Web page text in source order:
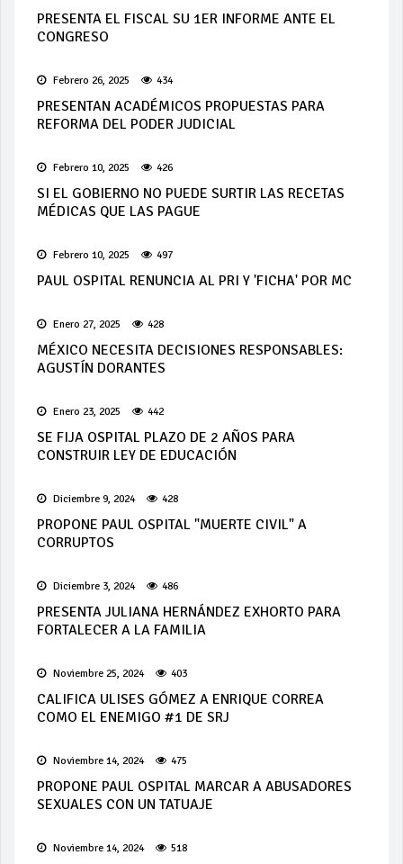
PRESENTA EL FISCAL SU 1ER INFORME ANTE EL
CONGRESO
Febrero 26, 2025 434
PRESENTAN ACADÉMICOS PROPUESTAS PARA
REFORMA DEL PODER JUDICIAL
Febrero 10, 2025 426
SI EL GOBIERNO NO PUEDE SURTIR LAS RECETAS
MÉDICAS QUE LAS PAGUE
Febrero 10, 2025 497
PAUL OSPITAL RENUNCIA AL PRI Y 'FICHA' POR MC
Enero 27, 2025 428
MÉXICO NECESITA DECISIONES RESPONSABLES:
AGUSTÍN DORANTES
Enero 23, 2025 442
SE FIJA OSPITAL PLAZO DE 2 AÑOS PARA
CONSTRUIR LEY DE EDUCACIÓN
Diciembre 9, 2024 428
PROPONE PAUL OSPITAL "MUERTE CIVIL" A
CORRUPTOS
Diciembre 3, 2024 486
PRESENTA JULIANA HERNÁNDEZ EXHORTO PARA
FORTALECER A LA FAMILIA
Noviembre 25, 2024 403
CALIFICA ULISES GÓMEZ A ENRIQUE CORREA
COMO EL ENEMIGO #1 DE SRJ
Noviembre 14, 2024 475
PROPONE PAUL OSPITAL MARCAR A ABUSADORES
SEXUALES CON UN TATUAJE
Noviembre 14, 2024 518